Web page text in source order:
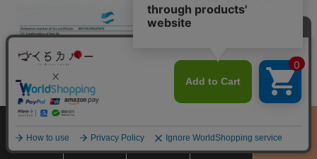
商品をさがす
サイズ
お買物ガイド カート